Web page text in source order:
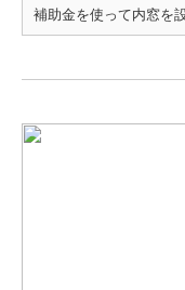
補助金を使って内窓を